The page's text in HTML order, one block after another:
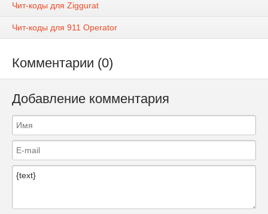
Чит-коды для Ziggurat
Чит-коды для 911 Operator
Комментарии (0)
Добавление комментария